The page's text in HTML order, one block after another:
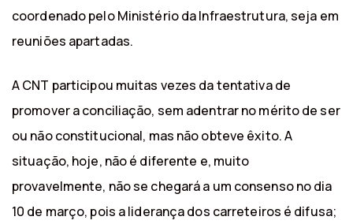
coordenado pelo Ministério da Infraestrutura, seja em
reuniões apartadas.
A CNT participou muitas vezes da tentativa de
promover a conciliação, sem adentrar no mérito de ser
ou não constitucional, mas não obteve êxito. A
situação, hoje, não é diferente e, muito
provavelmente, não se chegará a um consenso no dia
10 de março, pois a liderança dos carreteiros é difusa;